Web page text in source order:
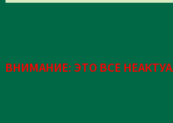
ВНИМАНИЕ: ЭТО ВСЕ